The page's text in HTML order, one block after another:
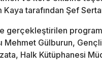
tarafından Şef
gerçekleştirilen
Mehmet Gülburun,
Halk Kütüphanesi